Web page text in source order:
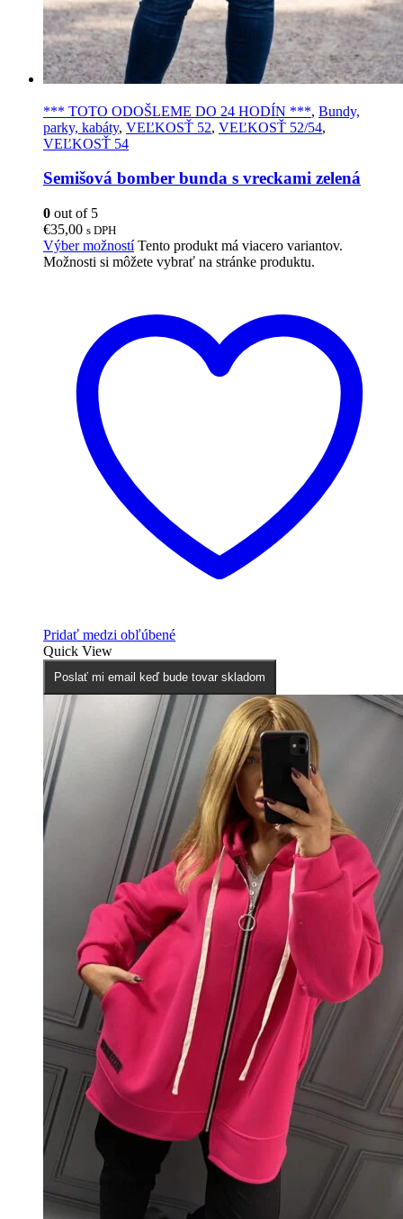
*** TOTO ODOŠLEME DO 24 HODÍN ***, Bundy,
parky, kabáty, VEĽKOSŤ 52, VEĽKOSŤ 52/54,
VEĽKOSŤ 54
Semišová bomber bunda s vreckami zelená
0 out of 5
€35,00 s DPH
Výber možností Tento produkt má viacero variantov.
Možnosti si môžete vybrať na stránke produktu.
Pridať medzi obľúbené
Quick View
Poslať mi email keď bude tovar skladom